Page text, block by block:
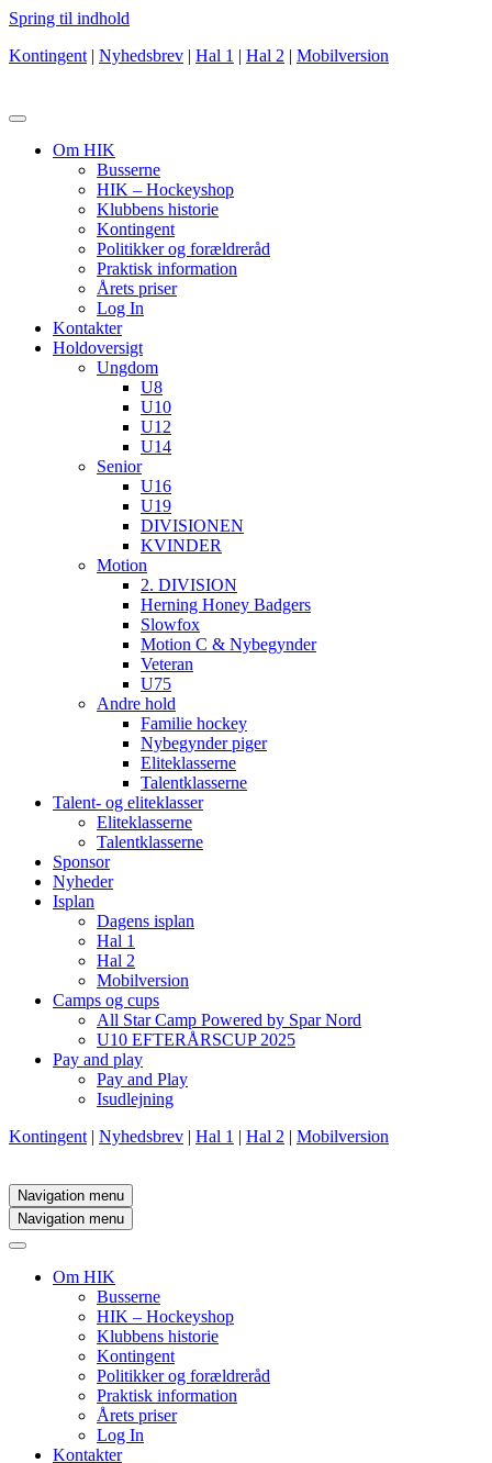
Spring til indhold
Kontingent | Nyhedsbrev | Hal 1 | Hal 2 | Mobilversion
Om HIK
Busserne
HIK – Hockeyshop
Klubbens historie
Kontingent
Politikker og forældreråd
Praktisk information
Årets priser
Log In
Kontakter
Holdoversigt
Ungdom
U8
U10
U12
U14
Senior
U16
U19
DIVISIONEN
KVINDER
Motion
2. DIVISION
Herning Honey Badgers
Slowfox
Motion C & Nybegynder
Veteran
U75
Andre hold
Familie hockey
Nybegynder piger
Eliteklasserne
Talentklasserne
Talent- og eliteklasser
Eliteklasserne
Talentklasserne
Sponsor
Nyheder
Isplan
Dagens isplan
Hal 1
Hal 2
Mobilversion
Camps og cups
All Star Camp Powered by Spar Nord
U10 EFTERÅRSCUP 2025
Pay and play
Pay and Play
Isudlejning
Kontingent | Nyhedsbrev | Hal 1 | Hal 2 | Mobilversion
Navigation menu
Navigation menu
Om HIK
Busserne
HIK – Hockeyshop
Klubbens historie
Kontingent
Politikker og forældreråd
Praktisk information
Årets priser
Log In
Kontakter